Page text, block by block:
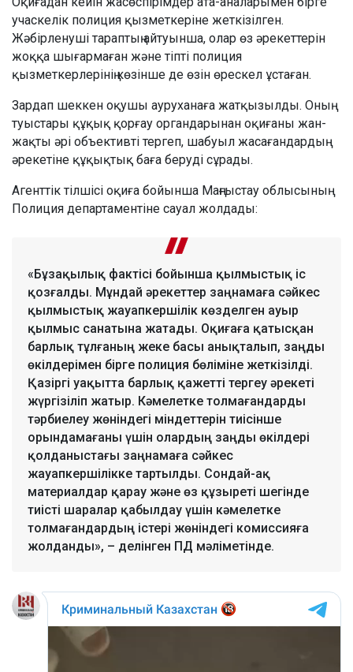
учаскелік полиция қызметкеріне жеткізілген.
Жәбірленуші тараптың айтуынша, олар өз әрекеттерін
жоққа шығармаған және тіпті полиция
қызметкерлерінің көзінше де өзін өрескел ұстаған.
Зардап шеккен оқушы ауруханаға жатқызылды. Оның
туыстары құқық қорғау органдарынан оқиғаны жан-
жақты әрі объективті тергеп, шабуыл жасағандардың
әрекетіне құқықтық баға беруді сұрады.
Агенттік тілшісі оқиға бойынша Маңғыстау облысының
Полиция департаментіне сауал жолдады:
«Бұзақылық фактісі бойынша қылмыстық іс
қозғалды. Мұндай әрекеттер заңнамаға сәйкес
қылмыстық жауапкершілік көзделген ауыр
қылмыс санатына жатады. Оқиғаға қатысқан
барлық тұлғаның жеке басы анықталып, заңды
өкілдерімен бірге полиция бөліміне жеткізілді.
Қазіргі уақытта барлық қажетті тергеу әрекеті
жүргізіліп жатыр. Кәмелетке толмағандарды
тәрбиелеу жөніндегі міндеттерін тиісінше
орындамағаны үшін олардың заңды өкілдері
қолданыстағы заңнамаға сәйкес
жауапкершілікке тартылды. Сондай-ақ
материалдар қарау және өз құзыреті шегінде
тиісті шаралар қабылдау үшін кәмелетке
толмағандардың істері жөніндегі комиссияға
жолданды», – делінген ПД мәліметінде.